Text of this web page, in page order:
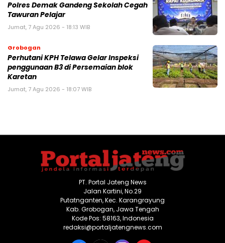
Polres Demak Gandeng Sekolah Cegah
Tawuran Pelajar
Jumat, 7 Agu 2026 - 18:13 WIB
Grobogan
Perhutani KPH Telawa Gelar Inspeksi
penggunaan B3 di Persemaian blok
Karetan
Jumat, 7 Agu 2026 - 18:07 WIB
PT. Portal Jateng News
Jalan Kartini, No.29
Putatnganten, Kec. Karangrayung
Kab. Grobogan, Jawa Tengah
Kode Pos: 58163, Indonesia
redaksi@portaljatengnews.com